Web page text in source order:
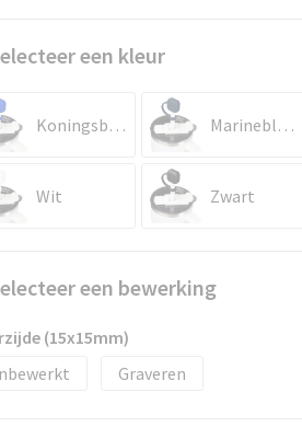
een kleur
Koningsblauw Marineblauw
Wit Zwart
een bewerking
(15x15mm)
Graveren